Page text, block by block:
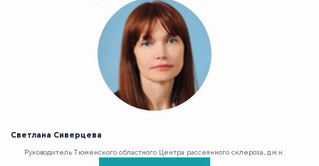
Светлана Сиверцева
Руководитель Тюменского областного Центра рассеянного склероза, д.м.н.